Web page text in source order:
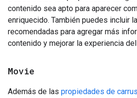
contenido sea apto para aparecer
enriquecido. También puedes incluir
recomendadas para agregar más
contenido y mejorar la experiencia
Movie
Además de las propiedades de